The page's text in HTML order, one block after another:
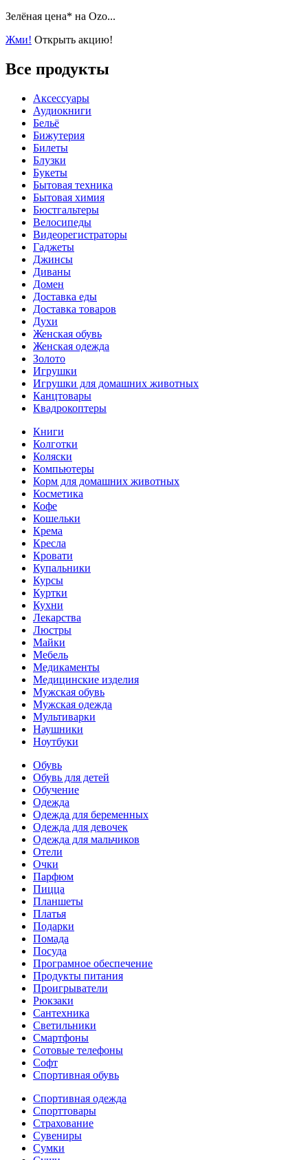
Зелёная цена* на Ozo...
Жми! Открыть акцию!
Все продукты
Аксессуары
Аудиокниги
Бельё
Бижутерия
Билеты
Блузки
Букеты
Бытовая техника
Бытовая химия
Бюстгальтеры
Велосипеды
Видеорегистраторы
Гаджеты
Джинсы
Диваны
Домен
Доставка еды
Доставка товаров
Духи
Женская обувь
Женская одежда
Золото
Игрушки
Игрушки для домашних животных
Канцтовары
Квадрокоптеры
Книги
Колготки
Коляски
Компьютеры
Корм для домашних животных
Косметика
Кофе
Кошельки
Крема
Кресла
Кровати
Купальники
Курсы
Куртки
Кухни
Лекарства
Люстры
Майки
Мебель
Медикаменты
Медицинские изделия
Мужская обувь
Мужская одежда
Мультиварки
Наушники
Ноутбуки
Обувь
Обувь для детей
Обучение
Одежда
Одежда для беременных
Одежда для девочек
Одежда для мальчиков
Отели
Очки
Парфюм
Пицца
Планшеты
Платья
Подарки
Помада
Посуда
Програмное обеспечение
Продукты питания
Проигрыватели
Рюкзаки
Сантехника
Светильники
Смартфоны
Сотовые телефоны
Софт
Спортивная обувь
Спортивная одежда
Спорттовары
Страхование
Сувениры
Сумки